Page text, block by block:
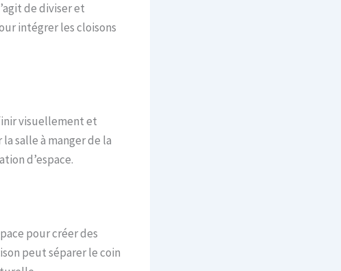
de diviser et
intégrer les cloisons
visuellement et
salle à manger de la
d’espace.
pour créer des
peut séparer le coin